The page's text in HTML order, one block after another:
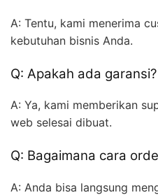
A: Tentu, kami menerima
kebutuhan bisnis Anda.
Q: Apakah ada garansi?
A: Ya, kami memberikan
web selesai dibuat.
Q: Bagaimana cara
A: Anda bisa langsung